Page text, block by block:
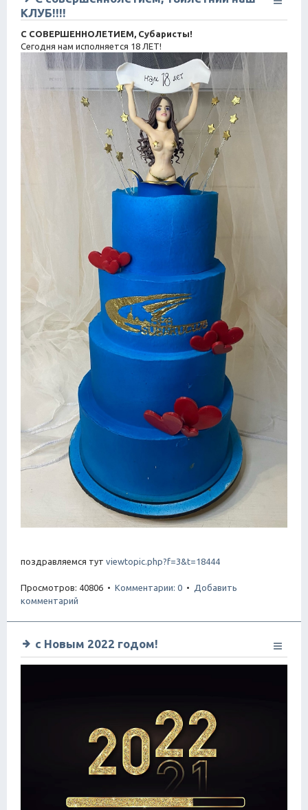
КЛУБ!!!!
С СОВЕРШЕННОЛЕТИЕМ, Субаристы!
Сегодня нам исполняется 18 ЛЕТ!
поздравляемся тут viewtopic.php?f=3&t=18444
Просмотров: 40806 • Комментарии: 0 •
Добавить
комментарий
с Новым 2022 годом!